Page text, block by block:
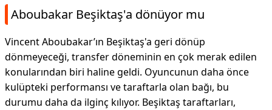
Aboubakar Beşiktaş'a dönüyor mu
Vincent Aboubakar’ın Beşiktaş'a geri dönüp
dönmeyeceği, transfer döneminin en çok merak edilen
konularından biri haline geldi. Oyuncunun daha önce
kulüpteki performansı ve taraftarla olan bağı, bu
durumu daha da ilginç kılıyor. Beşiktaş taraftarları,